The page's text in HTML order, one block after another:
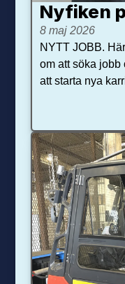
Nyfiken
8 maj 2026
NYTT JOBB.
om att söka jobb
att starta nya